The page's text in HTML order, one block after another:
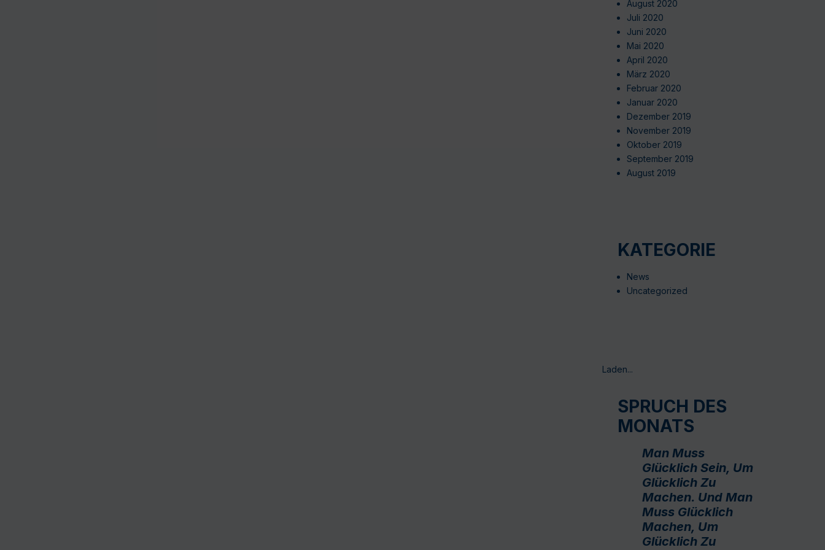
August 2020
Juli 2020
Juni 2020
Mai 2020
April 2020
März 2020
Februar 2020
Januar 2020
Dezember 2019
November 2019
Oktober 2019
September 2019
August 2019
KATEGORIE
News
Uncategorized
Laden...
SPRUCH DES
MONATS
Man Muss
Glücklich Sein, Um
Glücklich Zu
Machen. Und Man
Muss Glücklich
Machen, Um
Glücklich Zu